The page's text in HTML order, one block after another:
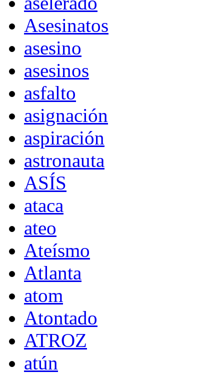
Asesinatos
asesino
asesinos
asfalto
asignación
aspiración
astronauta
ASÍS
ataca
ateo
Ateísmo
Atlanta
atom
Atontado
ATROZ
atún